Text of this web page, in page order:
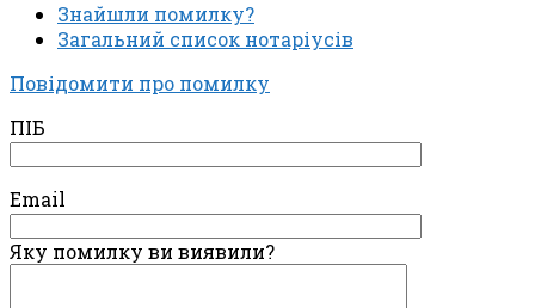
Знайшли помилку?
Загальний список нотаріусів
Повідомити про помилку
ПІБ
Email
Яку помилку ви виявили?